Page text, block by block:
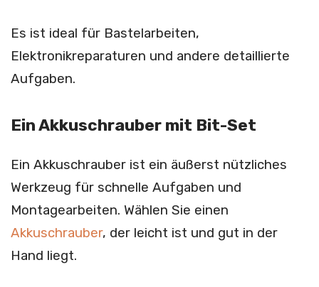
Es ist ideal für Bastelarbeiten,
Elektronikreparaturen und andere detaillierte
Aufgaben.
Ein Akkuschrauber mit Bit-Set
Ein Akkuschrauber ist ein äußerst nützliches
Werkzeug für schnelle Aufgaben und
Montagearbeiten. Wählen Sie einen
Akkuschrauber, der leicht ist und gut in der
Hand liegt.